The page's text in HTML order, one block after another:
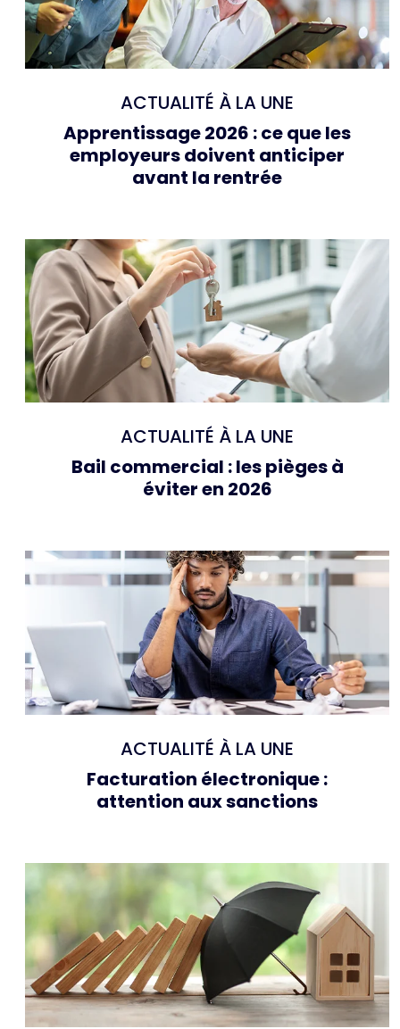
ACTUALITÉ À LA UNE
Apprentissage 2026 : ce que les
employeurs doivent anticiper
avant la rentrée
ACTUALITÉ À LA UNE
Bail commercial : les pièges à
éviter en 2026
ACTUALITÉ À LA UNE
Facturation électronique :
attention aux sanctions